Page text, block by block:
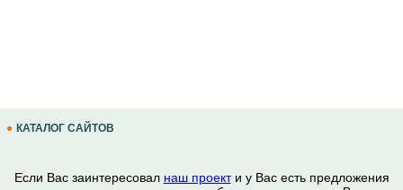
КАТАЛОГ САЙТОВ
Если Вас заинтересовал наш проекти у Вас есть предложения